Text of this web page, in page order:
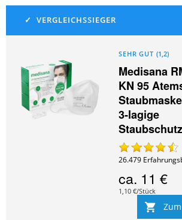
SEHR GUT (1,2)
Medisana
KN 95
3-lagige
26.479
ca. 11 €
1,10 €/Stück